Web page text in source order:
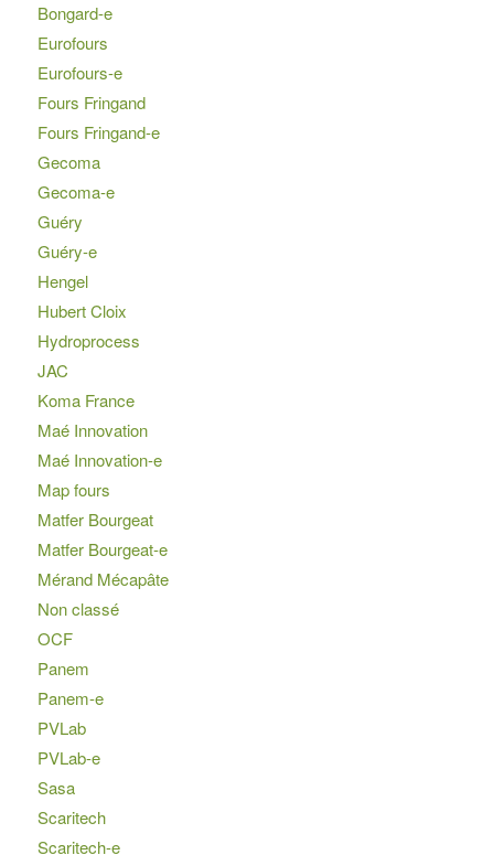
Bongard-e
Eurofours
Eurofours-e
Fours Fringand
Fours Fringand-e
Gecoma
Gecoma-e
Guéry
Guéry-e
Hengel
Hubert Cloix
Hydroprocess
JAC
Koma France
Maé Innovation
Maé Innovation-e
Map fours
Matfer Bourgeat
Matfer Bourgeat-e
Mérand Mécapâte
Non classé
OCF
Panem
Panem-e
PVLab
PVLab-e
Sasa
Scaritech
Scaritech-e